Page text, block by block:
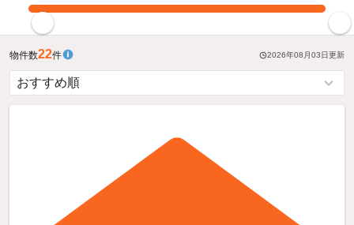
物件数22件 2026年08月03日更新